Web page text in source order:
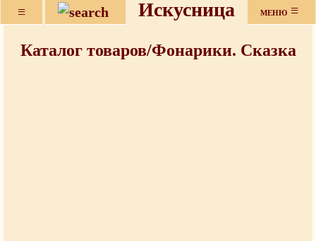
≡ Искусница МЕНЮ ≡
Каталог товаров/Фонарики. Сказка